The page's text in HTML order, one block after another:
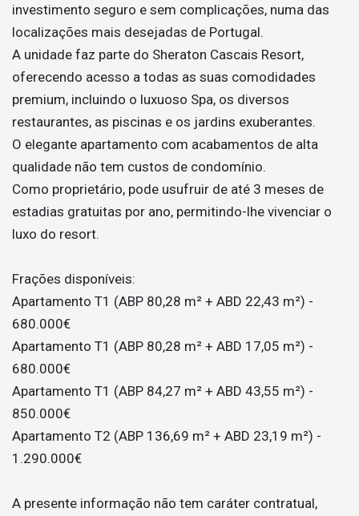
investimento seguro e sem complicações, numa das
localizações mais desejadas de Portugal.
A unidade faz parte do Sheraton Cascais Resort,
oferecendo acesso a todas as suas comodidades
premium, incluindo o luxuoso Spa, os diversos
restaurantes, as piscinas e os jardins exuberantes.
O elegante apartamento com acabamentos de alta
qualidade não tem custos de condomínio.
Como proprietário, pode usufruir de até 3 meses de
estadias gratuitas por ano, permitindo-lhe vivenciar o
luxo do resort.
Frações disponíveis:
Apartamento T1 (ABP 80,28 m² + ABD 22,43 m²) -
680.000€
Apartamento T1 (ABP 80,28 m² + ABD 17,05 m²) -
680.000€
Apartamento T1 (ABP 84,27 m² + ABD 43,55 m²) -
850.000€
Apartamento T2 (ABP 136,69 m² + ABD 23,19 m²) -
1.290.000€
A presente informação não tem caráter contratual,